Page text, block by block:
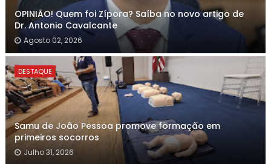
OPINIÃO! Quem foi Zípora? Saíba no novo artigo de
Dr. Antonio Cavalcante
Agosto 02, 2026
DESTAQUE
Samu de João Pessoa promove formação em
primeiros socorros
Julho 31, 2026